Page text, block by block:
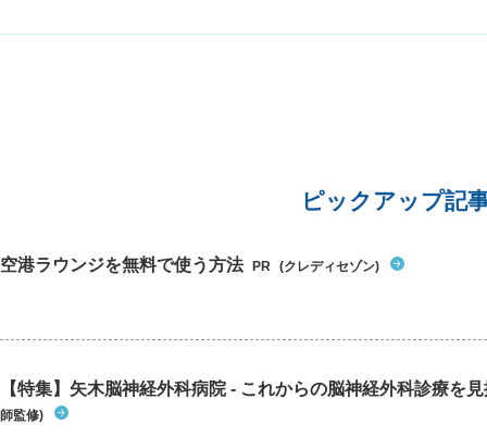
ピックアップ記
空港ラウンジを無料で使う方法 PR (クレディセゾン)
【特集】矢木脳神経外科病院 - これからの脳神経外科診療を
師監修)